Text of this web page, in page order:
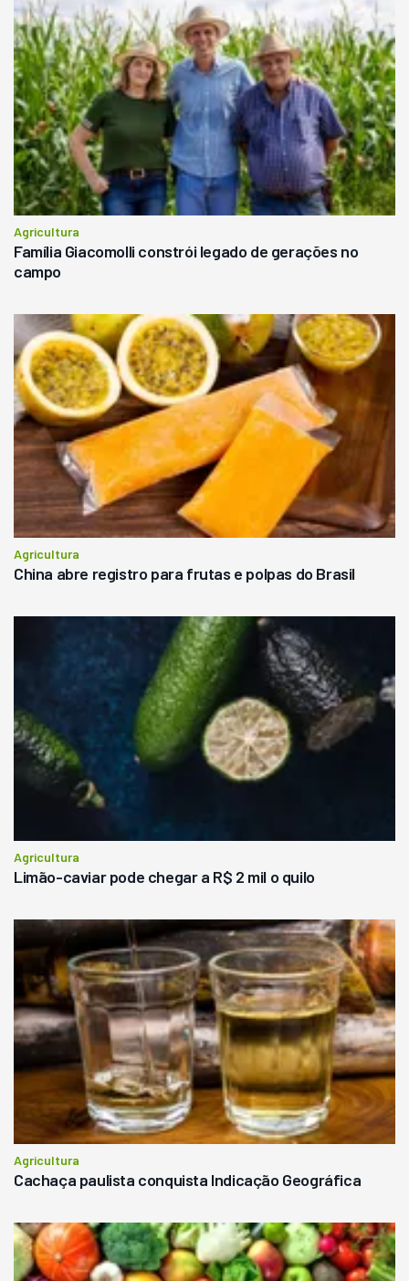
Agricultura
Família Giacomolli constrói legado de gerações no
campo
Agricultura
China abre registro para frutas e polpas do Brasil
Agricultura
Limão-caviar pode chegar a R$ 2 mil o quilo
Agricultura
Cachaça paulista conquista Indicação Geográfica